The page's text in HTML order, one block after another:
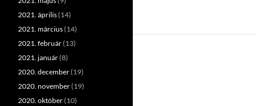
2021. április(14)
2021. március(14)
2021. február(13)
2021. január(8)
2020. december(19)
2020. november(19)
2020. október(10)